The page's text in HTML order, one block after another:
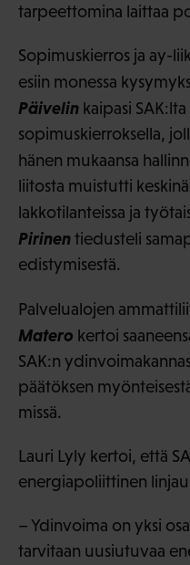
tarpeettomina laittaa
Sopimuskierros ja ay-
esiin monessa
Päivelin kaipasi
sopimuskierroksella,
hänen mukaansa
liitosta muistutti
lakkotilanteissa ja
Pirinentiedusteli
edistymisestä.
Palvelualojen
Matero kertoi
SAK:n
päätöksen
missä.
Lauri Lyly kertoi, että
energiapoliittinen
– Ydinvoima on yksi
tarvitaan uusiutuvaa